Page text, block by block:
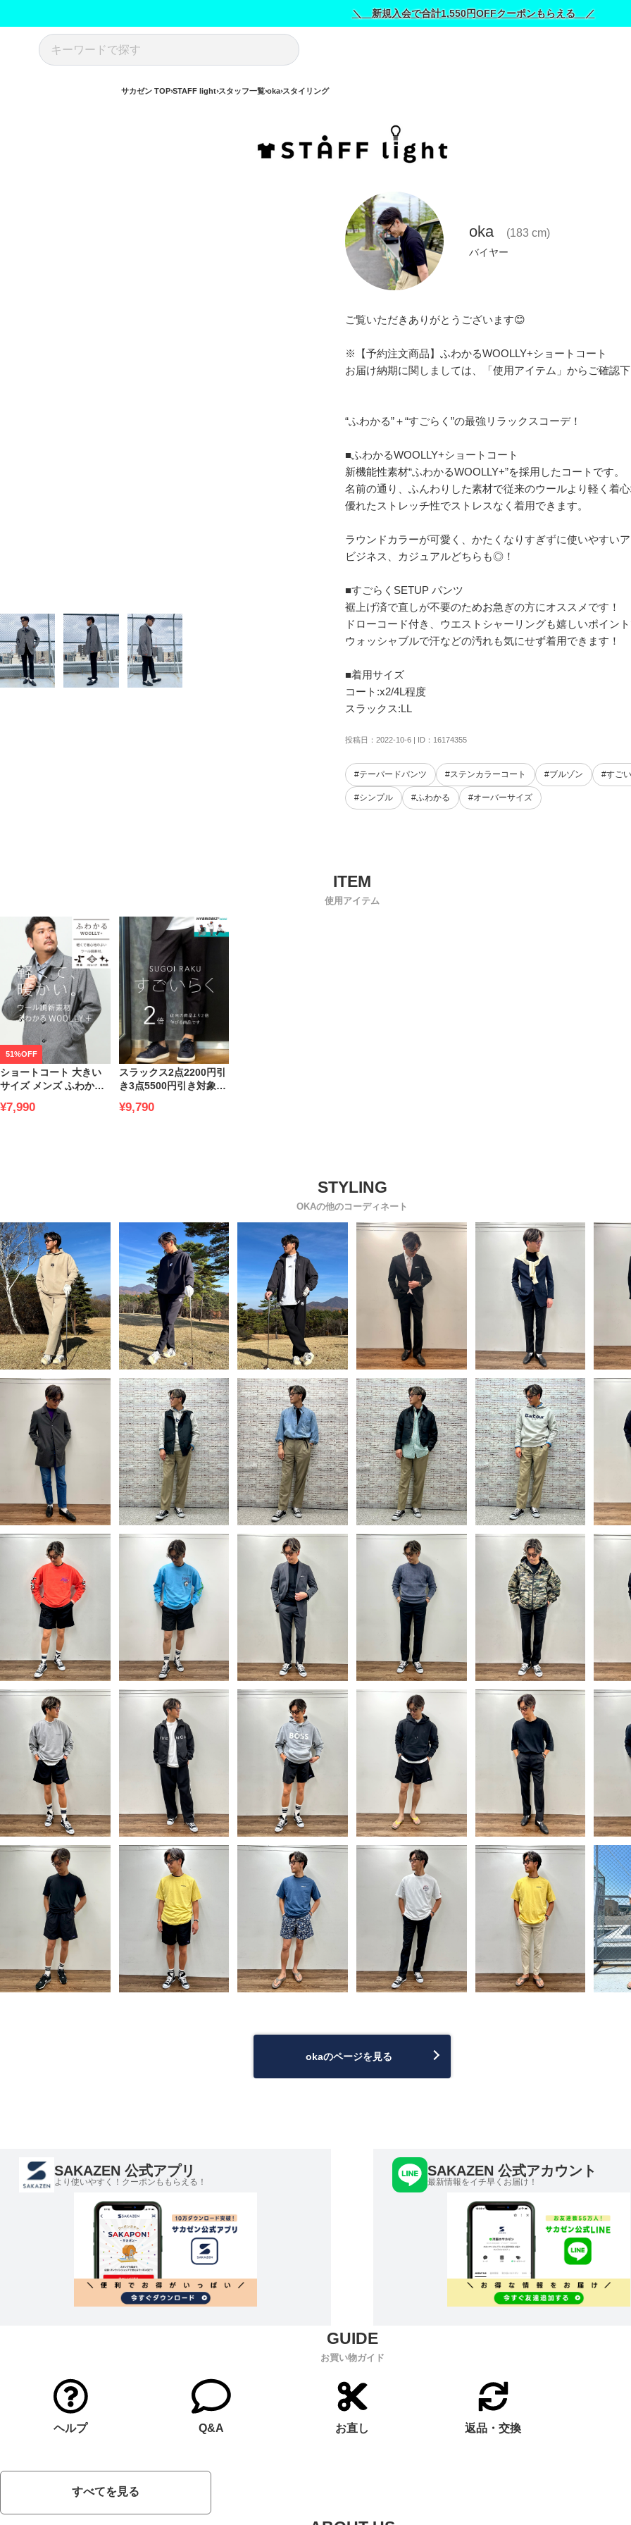
＼ 新規入会で合計1,550円OFFクーポンもらえる ／
サカゼン TOP STAFF light スタッフ一覧 oka スタイリング
oka (183 cm)
バイヤー
ご覧いただきありがとうございます😊
※【予約注文商品】ふわかるWOOLLY+ショートコート
お届け納期に関しましては、「使用アイテム」からご確認
“ふわかる”＋“すごらく”の最強リラックスコーデ！
■ふわかるWOOLLY+ショートコート
新機能性素材“ふわかるWOOLLY+”を採用したコートです。
名前の通り、ふんわりした素材で従来のウールより軽く着
優れたストレッチ性でストレスなく着用できます。
ラウンドカラーが可愛く、かたくなりすぎずに使いやすい
ビジネス、カジュアルどちらも◎！
■すごらくSETUP パンツ
裾上げ済で直しが不要のためお急ぎの方にオススメです！
ドローコード付き、ウエストシャーリングも嬉しいポイン
ウォッシャブルで汗などの汚れも気にせず着用できます！
■着用サイズ
コート:x2/4L程度
スラックス:LL
投稿日：2022-10-6 | ID：16174355
#テーパードパンツ #ステンカラーコート #ブルゾン #すご
#シンプル #ふわかる #オーバーサイズ
使用アイテム
51%OFF
ショートコート 大きい
サイズ メンズ ふわかる
ジネス 軽量 ストレッチ
¥7,990
スラックス2点2200円引
き3点5500円引き対象商
ッドビズ サイドウエス
¥9,790
OKAの他のコーディネート
okaのページを見る
SAKAZEN 公式アプリ
より使いやすく！クーポンももらえる！
SAKAZEN 公式アカウント
最新情報をイチ早くお届け！
お買い物ガイド
ヘルプ Q&A お直し 返品・交換
すべてを見る